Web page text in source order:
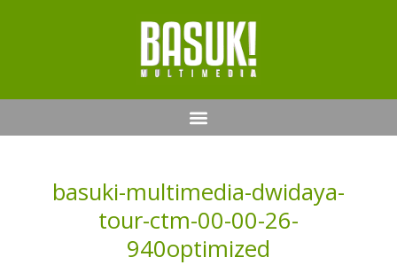
basuki-multimedia-dwidaya-
tour-ctm-00-00-26-
940optimized